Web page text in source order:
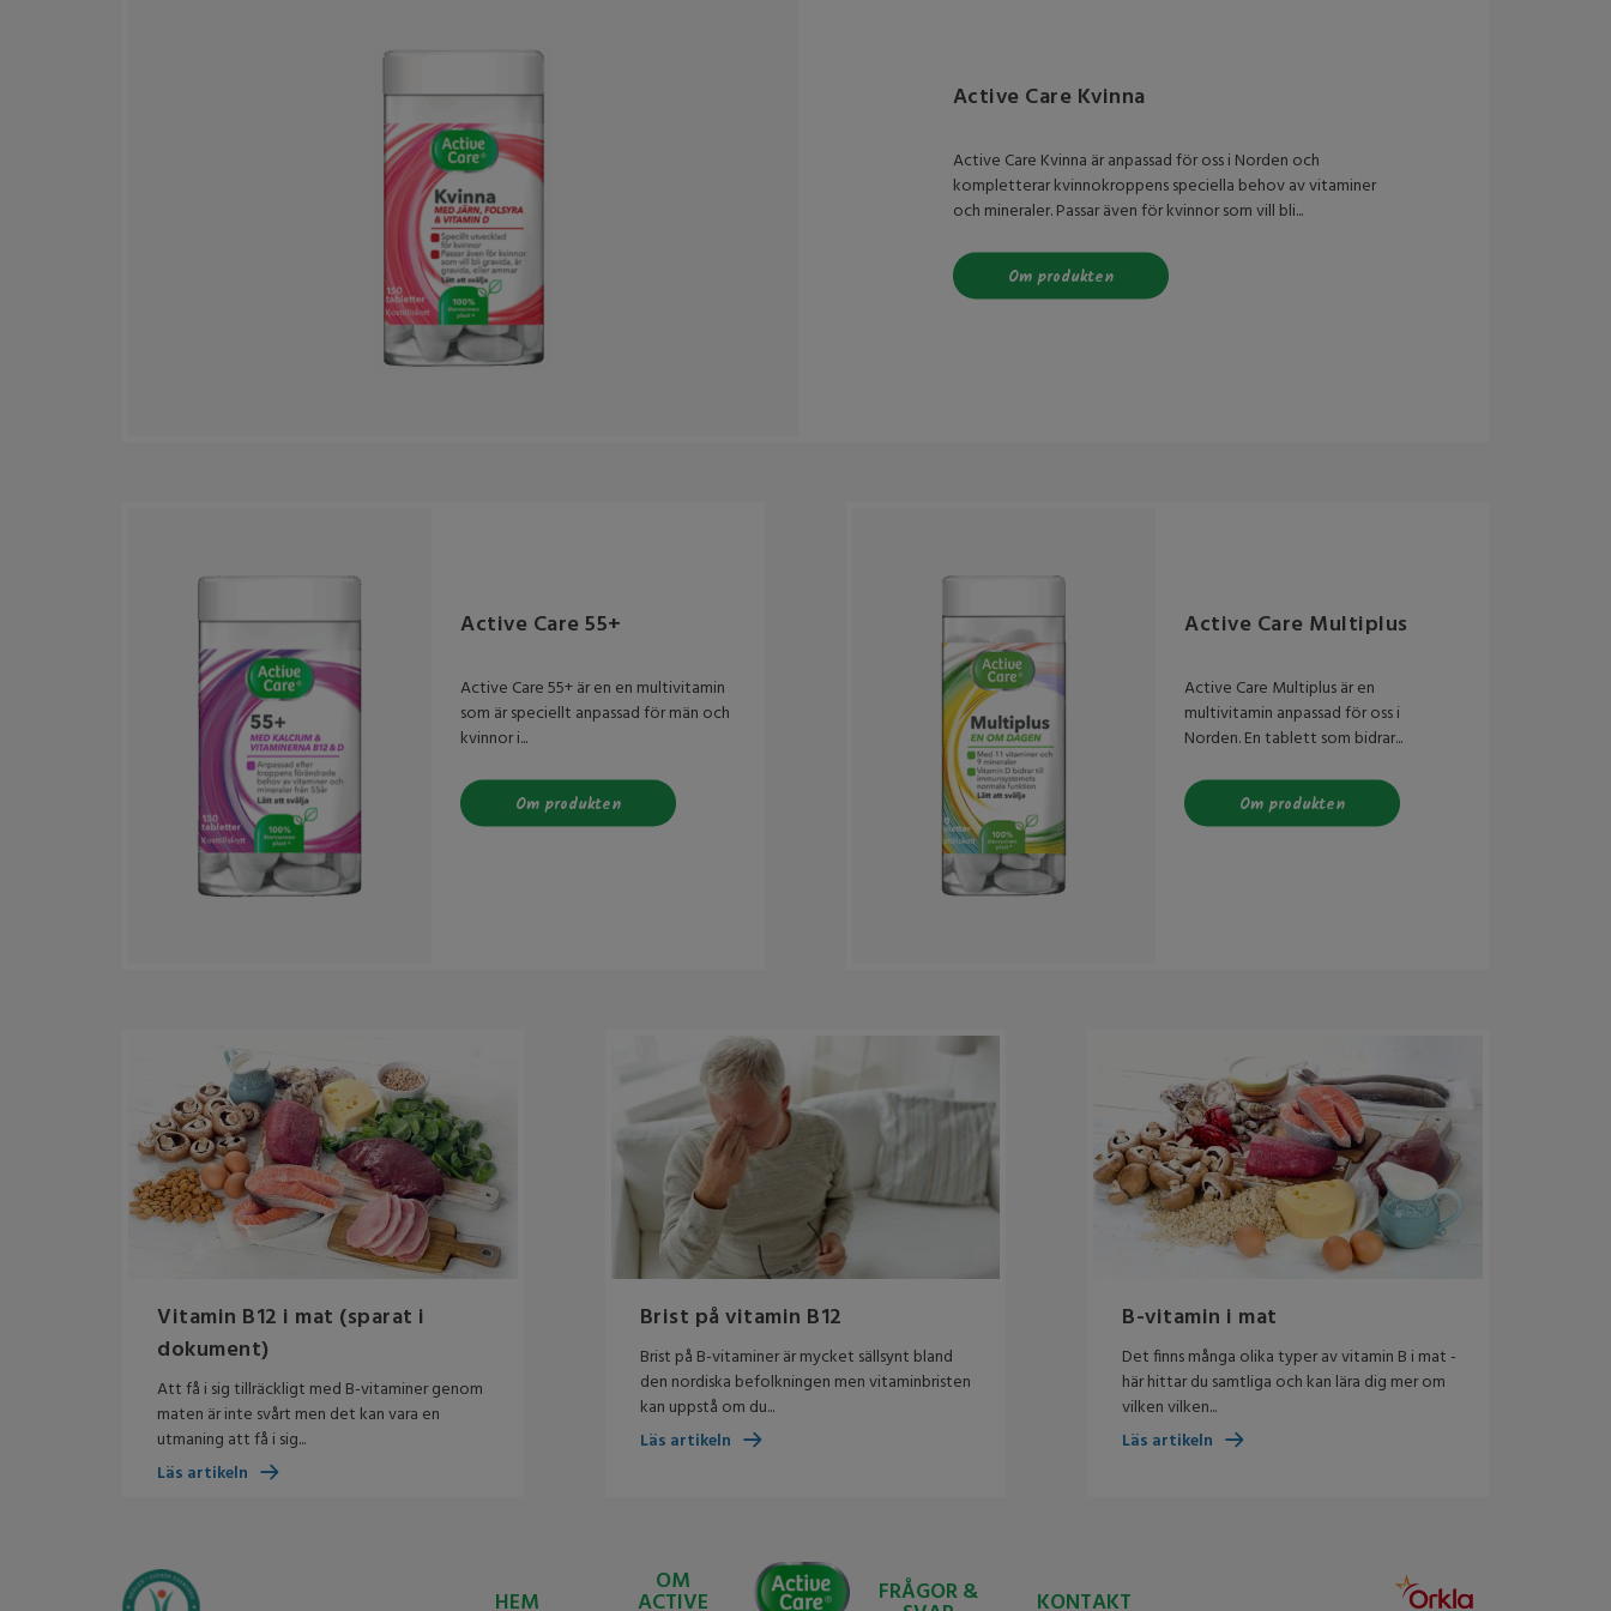
Vitamin D
Vitamin E
Vitamin K
Active Care Kvinna
Active Care Kvinna är anpassad för oss i Norden och
kompletterar kvinnokroppens speciella behov av vitaminer
och mineraler. Passar även för kvinnor som vill bli...
Om produkten
Active Care 55+
Active Care 55+ är en en multivitamin
som är speciellt anpassad för män och
kvinnor i...
Om produkten
Active Care Multiplus
Active Care Multiplus är en
multivitamin anpassad för oss i
Norden. En tablett som bidrar...
Om produkten
Vitamin B12 i mat (sparat i
dokument)
Att få i sig tillräckligt med B-vitaminer genom
maten är inte svårt men det kan vara en
utmaning att få i sig...
Läs artikeln
Brist på vitamin B12
Brist på B-vitaminer är mycket sällsynt bland
den nordiska befolkningen men vitaminbristen
kan uppstå om du...
Läs artikeln
B-vitamin i mat
Det finns många olika typer av vitamin B i mat -
här hittar du samtliga och kan lära dig mer om
vilken vilken...
Läs artikeln
HEM
OM
ACTIVE
Active
Care
FRÅGOR & KONTAKT